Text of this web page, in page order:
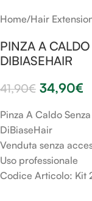
Home/Hair
PINZA A
DIBIASEHAIR
41,90€ 34,90€
Pinza A Caldo
DiBiaseHair
Venduta senza
Uso professionale
Codice Articolo: Kit